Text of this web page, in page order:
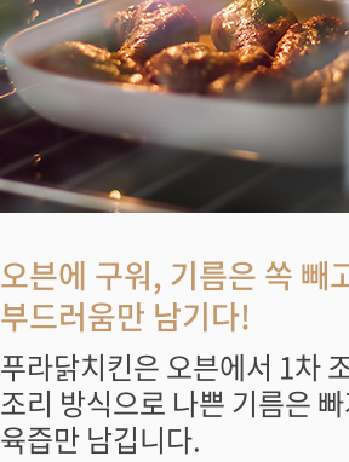
오븐에 구워, 기름은 쏙 빼
부드러움만 남기다!
푸라닭치킨은 오븐에서 1차
조리 방식으로 나쁜 기름은
육즙만 남깁니다.